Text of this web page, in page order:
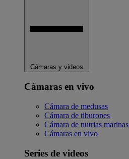
Cámaras y videos
Cámaras en vivo
Cámara de medusas
Cámara de tiburones
Cámara de nutrias marinas
Cámaras en vivo
Series de videos